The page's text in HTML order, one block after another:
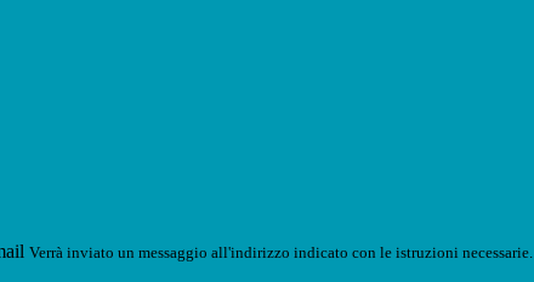
Verrà inviato un messaggio all'indirizzo indicato con le istruzioni necessarie.